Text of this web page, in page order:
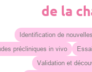
de la
Identification de
précliniques in vivo
Validation et